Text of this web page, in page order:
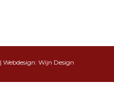
| Webdesign: Wijn Design